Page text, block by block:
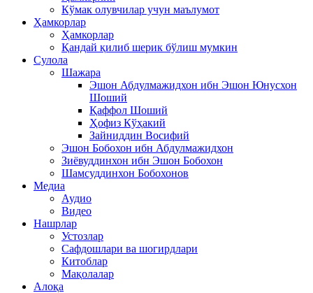
Кўмак олувчилар учун маълумот
Ҳамкорлар
Ҳамкорлар
Қандай қилиб шерик бўлиш мумкин
Сулола
Шажара
Эшон Абдулмажидхон ибн Эшон Юнусхон
Шоший
Қаффол Шоший
Ҳофиз Кўҳакий
Зайниддин Восифий
Эшон Бобохон ибн Абдулмажидхон
Зиёвуддинхон ибн Эшон Бобохон
Шамсуддинхон Бобохонов
Медиа
Аудио
Видео
Нашрлар
Устозлар
Сафдошлари ва шогирдлари
Китоблар
Мақолалар
Алоқа